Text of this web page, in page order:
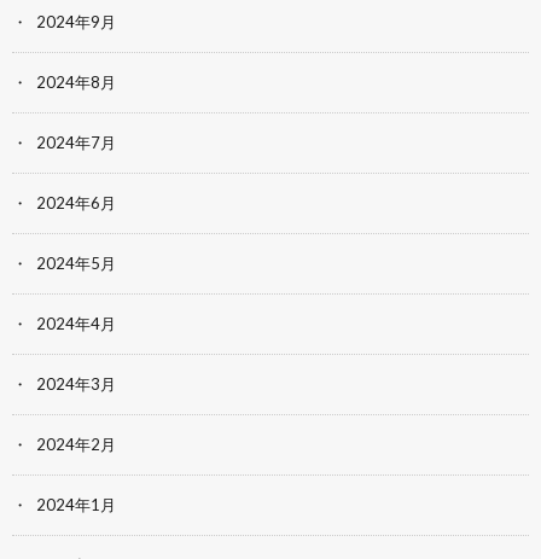
2024年9月
2024年8月
2024年7月
2024年6月
2024年5月
2024年4月
2024年3月
2024年2月
2024年1月